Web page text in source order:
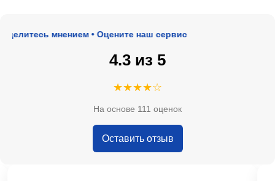
мнением • Оцените наш сервис
4.3 из 5
★★★★☆
На основе 111 оценок
Оставить отзыв